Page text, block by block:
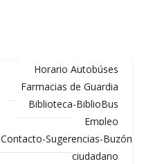
Horario Autobúses
Farmacias de Guardia
Biblioteca-BiblioBus
Empleo
Contacto-Sugerencias-Buzón
ciudadano